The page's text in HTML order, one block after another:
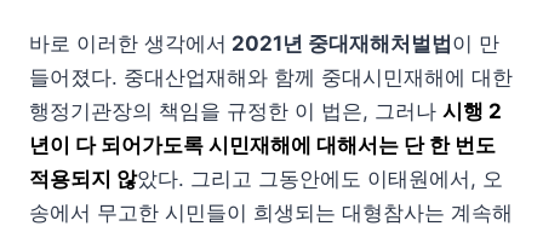
바로 이러한 생각에서 2021년 중대재해처벌법이 만
들어졌다. 중대산업재해와 함께 중대시민재해에 대한
행정기관장의 책임을 규정한 이 법은, 그러나 시행 2
년이 다 되어가도록 시민재해에 대해서는 단 한 번도
적용되지 않았다. 그리고 그동안에도 이태원에서, 오
송에서 무고한 시민들이 희생되는 대형참사는 계속해